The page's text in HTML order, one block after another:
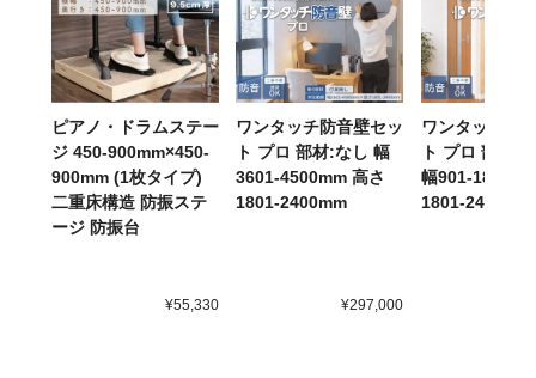
ピアノ・ドラムステー
ジ 450-900mm×450-
900mm (1枚タイプ)
二重床構造 防振ステ
ージ 防振台
¥55,330
ワンタッチ防音壁セッ
ト プロ 部材:なし 幅
3601-4500mm 高さ
1801-2400mm
¥297,000
ワンタッチ防
ト プロ 部材:
幅901-
1801-2400mm